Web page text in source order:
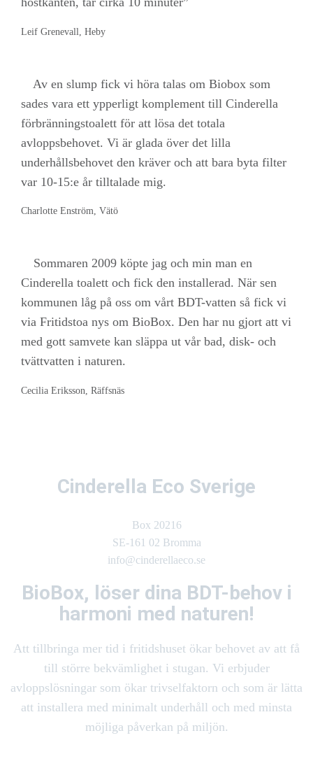
Leif Grenevall, Heby
Av en slump fick vi höra talas om Biobox som
sades vara ett ypperligt komplement till Cinderella
förbränningstoalett för att lösa det totala
avloppsbehovet. Vi är glada över det lilla
underhållsbehovet den kräver och att bara byta filter
var 10-15:e år tilltalade mig.
Charlotte Enström, Vätö
Sommaren 2009 köpte jag och min man en
Cinderella toalett och fick den installerad. När sen
kommunen låg på oss om vårt BDT-vatten så fick vi
via Fritidstoa nys om BioBox. Den har nu gjort att vi
med gott samvete kan släppa ut vår bad, disk- och
tvättvatten i naturen.
Cecilia Eriksson, Räffsnäs
Cinderella Eco Sverige
Box 20216
SE-161 02 Bromma
info@cinderellaeco.se
BioBox, löser dina BDT-behov i
harmoni med naturen!
Att tillbringa mer tid i fritidshuset ökar behovet av att få
till större bekvämlighet i stugan. Vi erbjuder
avloppslösningar som ökar trivselfaktorn och som är lätta
att installera med minimalt underhåll och med minsta
möjliga påverkan på miljön.